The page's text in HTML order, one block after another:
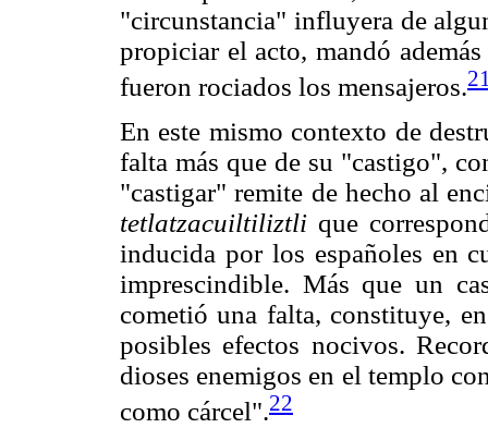
"circunstancia" influyera de
propiciar el acto, mandó
fueron rociados los mensajeros.
En este mismo contexto de
falta más que de su "castigo",
"castigar" remite de hecho al
tetlatzacuiltiliztli que
inducida por los españoles en
imprescindible. Más que un
cometió una falta, constituye,
posibles efectos nocivos.
dioses enemigos en el templo
como cárcel".22